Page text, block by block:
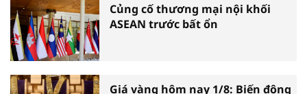
Củng cố thương mại nội khối
ASEAN trước bất ổn
Giá vàng hôm nay 1/8: Biến động